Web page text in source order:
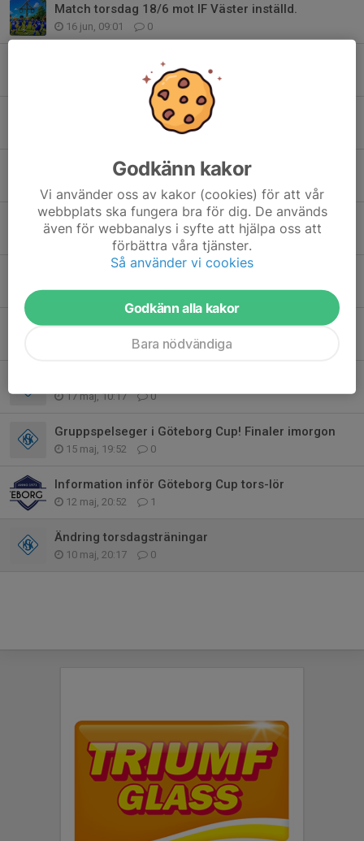
Match torsdag 18/6 mot IF Väster inställd.
16 jun, 09:01 0
Matchen torsdag 18/6 med P-12!
0
Inställda träningar v25
Träning tors 11/6 inställd
4 jun, 09:06 0
P13-match onsdag - träning inställd
31 maj, 21:35 0
U14 - Onsdagsträning på Skogsbo!
0
17 maj, 10:17 0
Gruppspelseger i Göteborg Cup! Finaler imorgon
15 maj, 19:52 0
Information inför Göteborg Cup tors-lör
12 maj, 20:52 1
Ändring torsdagsträningar
10 maj, 20:17 0
Godkänn kakor
Vi använder oss av kakor (cookies) för att vår
webbplats ska fungera bra för dig. De används
även för webbanalys i syfte att hjälpa oss att
förbättra våra tjänster.
Så använder vi cookies
Godkänn alla kakor
Bara nödvändiga